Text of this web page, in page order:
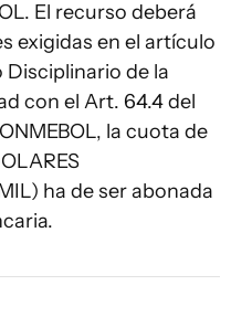
El recurso deberá
exigidas en el artículo
Disciplinario de la
con el Art. 64.4 del
la cuota de
ha de ser abonada